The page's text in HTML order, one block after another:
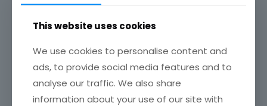
especiales: un mercado que necesita inclusión
Vinos blancos españoles por debajo de 10€: ¿qué
nos dicen los datos?
This website uses cookies
We use cookies to personalise content and
ads, to provide social media features and to
analyse our traffic. We also share
information about your use of our site with